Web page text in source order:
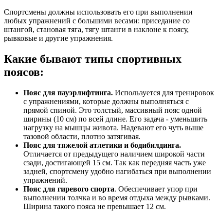
Спортсмены должны использовать его при выполнении
любых упражнений с большими весами: приседание со
штангой, становая тяга, тягу штанги в наклоне к поясу,
рывковые и другие упражнения.
Какие бывают типы спортивных
поясов:
Пояс для пауэрлифтинга. Используется для тренировок
с упражнениями, которые должны выполняться с
прямой спиной. Это толстый, массивный пояс одной
ширины (10 см) по всей длине. Его задача - уменьшить
нагрузку на мышцы живота. Надевают его чуть выше
тазовой области, плотно затягивая.
Пояс для тяжелой атлетики и бодибилдинга.
Отличается от предыдущего наличием широкой части
сзади, достигающей 15 см. Так как передняя часть уже
задней, спортсмену удобно нагибаться при выполнении
упражнений.
Пояс для гиревого спорта. Обеспечивает упор при
выполнении толчка и во время отдыха между рывками.
Ширина такого пояса не превышает 12 см.